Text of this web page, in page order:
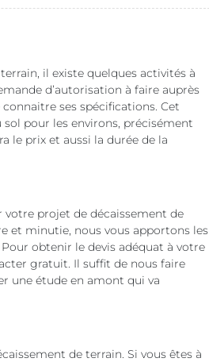
il existe quelques activités à
d’autorisation à faire auprès
ses spécifications. Cet
pour les environs, précisément
le prix et aussi la durée de la
projet de décaissement de
et minutie, nous vous apportons les
obtenir le devis adéquat à votre
gratuit. Il suffit de nous faire
une étude en amont qui va
de terrain. Si vous êtes à